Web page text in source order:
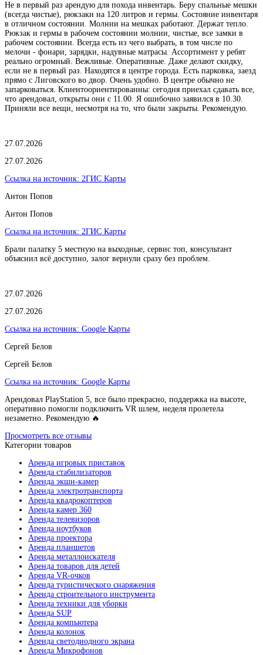
Не в первый раз арендую для похода инвентарь. Беру спальные мешки
(всегда чистые), рюкзаки на 120 литров и гермы. Состояние инвентаря
в отличном состоянии. Молнии на мешках работают. Держат тепло.
Рюкзак и гермы в рабочем состоянии молнии, чистые, все замки в
рабочем состоянии. Всегда есть из чего выбрать, в том числе по
мелочи - фонари, зарядки, надувные матрасы. Ассортимент у ребят
реально огромный. Вежливые. Оперативные. Даже делают скидку,
если не в первый раз. Находятся в центре города. Есть парковка, заезд
прямо с Лиговского во двор. Очень удобно. В центре обычно не
запарковаться. Клиентоориентированны: сегодня приехал сдавать все,
что арендовал, открыты они с 11.00. Я ошибочно заявился в 10.30.
Приняли все вещи, несмотря на то, что были закрыты. Рекомендую.
27.07.2026
27.07.2026
Ссылка на источник: 2ГИС Карты
Антон Попов
Антон Попов
Ссылка на источник: 2ГИС Карты
Брали палатку 5 местную на выходные, сервис топ, консультант
объяснил всё доступно, залог вернули сразу без проблем.
27.07.2026
27.07.2026
Ссылка на источник: Google Карты
Сергей Белов
Сергей Белов
Ссылка на источник: Google Карты
Арендовал PlayStation 5, все было прекрасно, поддержка на высоте,
оперативно помогли подключить VR шлем, неделя пролетела
незаметно. Рекомендую 🔥
Просмотреть все отзывы
Категории товаров
Аренда игровых приставок
Аренда стабилизаторов
Аренда экшн-камер
Аренда электротранспорта
Аренда квадрокоптеров
Аренда камер 360
Аренда телевизоров
Аренда ноутбуков
Аренда проектора
Аренда планшетов
Аренда металлоискателя
Аренда товаров для детей
Аренда VR-очков
Аренда туристического снаряжения
Аренда строительного инструмента
Аренда техники для уборки
Аренда SUP
Аренда компьютера
Аренда колонок
Аренда светодиодного экрана
Аренда Микрофонов